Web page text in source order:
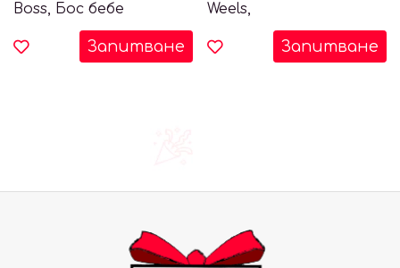
Boss, Бос бебе
Запитване
Weels,
Запитване